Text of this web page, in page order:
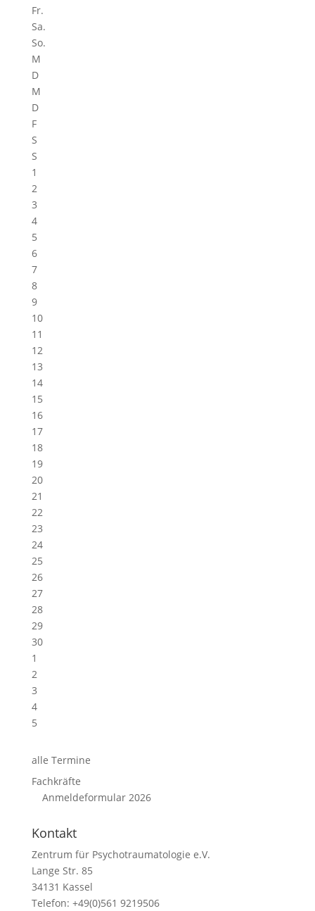
Fr.
Sa.
So.
M
D
M
D
F
S
S
1
2
3
4
5
6
7
8
9
10
11
12
13
14
15
16
17
18
19
20
21
22
23
24
25
26
27
28
29
30
1
2
3
4
5
alle Termine
Fachkräfte
Anmeldeformular 2026
Kontakt
Zentrum für Psychotraumatologie e.V.
Lange Str. 85
34131 Kassel
Telefon: +49(0)561 9219506